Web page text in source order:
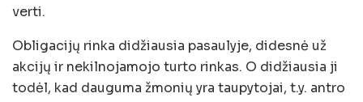
verti.
Obligacijų rinka didžiausia pasaulyje, didesnė už
akcijų ir nekilnojamojo turto rinkas. O didžiausia ji
todėl, kad dauguma žmonių yra taupytojai, t.y. antro